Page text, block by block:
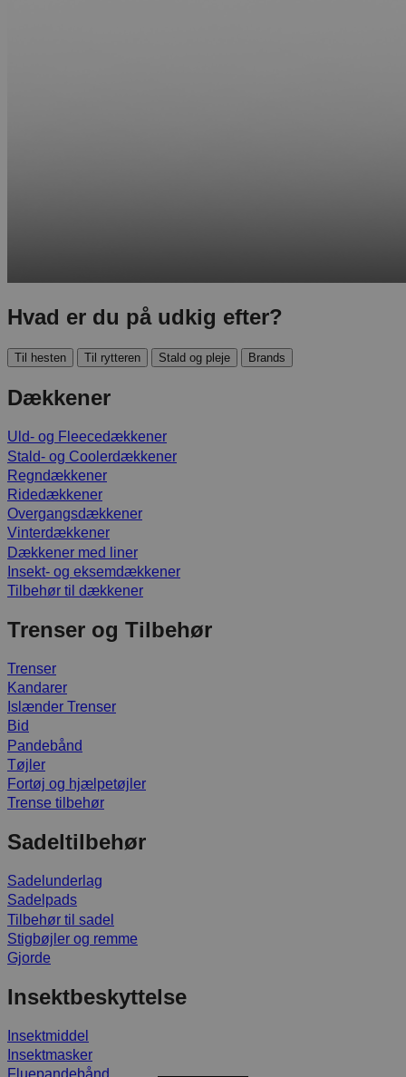
Hvad er du på udkig efter?
Til hesten Til rytteren Stald og pleje Brands
Dækkener
Uld- og Fleecedækkener
Stald- og Coolerdækkener
Regndækkener
Ridedækkener
Overgangsdækkener
Vinterdækkener
Dækkener med liner
Insekt- og eksemdækkener
Tilbehør til dækkener
Trenser og Tilbehør
Trenser
Kandarer
Islænder Trenser
Bid
Pandebånd
Tøjler
Fortøj og hjælpetøjler
Trense tilbehør
Sadeltilbehør
Sadelunderlag
Sadelpads
Tilbehør til sadel
Stigbøjler og remme
Gjorde
Insektbeskyttelse
Insektmiddel
Insektmasker